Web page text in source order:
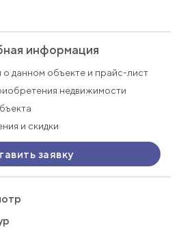
информация
данном объекте и прайс-лист
недвижимости
и скидки
заявку